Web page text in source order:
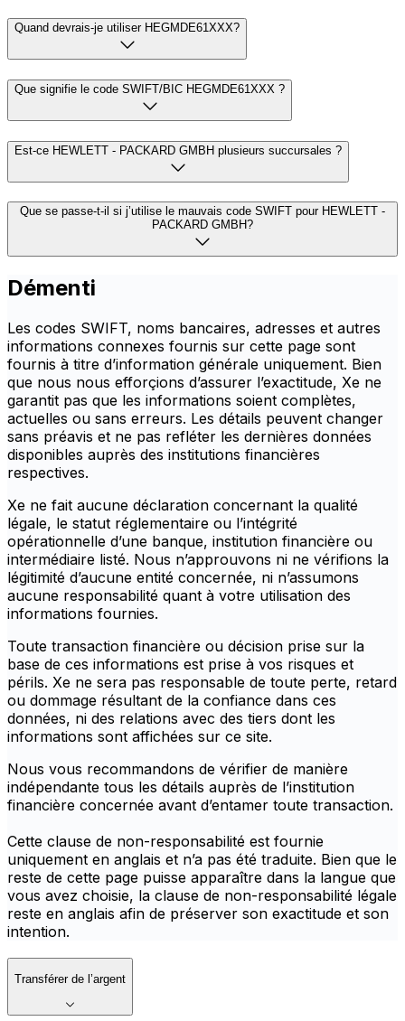
Quand devrais-je utiliser HEGMDE61XXX?
Que signifie le code SWIFT/BIC HEGMDE61XXX ?
Est-ce HEWLETT - PACKARD GMBH plusieurs succursales ?
Que se passe-t-il si j’utilise le mauvais code SWIFT pour HEWLETT -
PACKARD GMBH?
Démenti
Les codes SWIFT, noms bancaires, adresses et autres
informations connexes fournis sur cette page sont
fournis à titre d’information générale uniquement. Bien
que nous nous efforçions d’assurer l’exactitude, Xe ne
garantit pas que les informations soient complètes,
actuelles ou sans erreurs. Les détails peuvent changer
sans préavis et ne pas refléter les dernières données
disponibles auprès des institutions financières
respectives.
Xe ne fait aucune déclaration concernant la qualité
légale, le statut réglementaire ou l’intégrité
opérationnelle d’une banque, institution financière ou
intermédiaire listé. Nous n’approuvons ni ne vérifions la
légitimité d’aucune entité concernée, ni n’assumons
aucune responsabilité quant à votre utilisation des
informations fournies.
Toute transaction financière ou décision prise sur la
base de ces informations est prise à vos risques et
périls. Xe ne sera pas responsable de toute perte, retard
ou dommage résultant de la confiance dans ces
données, ni des relations avec des tiers dont les
informations sont affichées sur ce site.
Nous vous recommandons de vérifier de manière
indépendante tous les détails auprès de l’institution
financière concernée avant d’entamer toute transaction.
Cette clause de non-responsabilité est fournie
uniquement en anglais et n’a pas été traduite. Bien que le
reste de cette page puisse apparaître dans la langue que
vous avez choisie, la clause de non-responsabilité légale
reste en anglais afin de préserver son exactitude et son
intention.
Transférer de l’argent